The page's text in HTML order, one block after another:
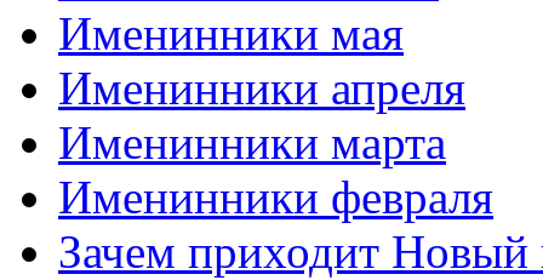
Именинники мая
Именинники апреля
Именинники марта
Именинники февраля
Зачем приходит Новый